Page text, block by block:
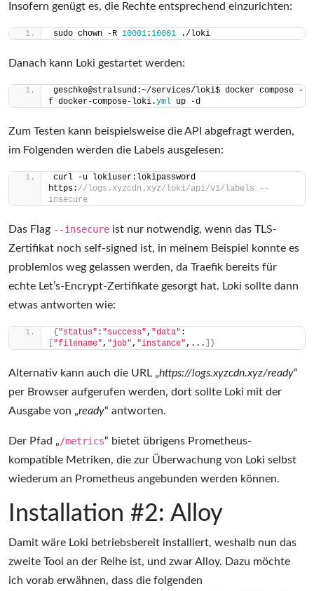
Insofern genügt es, die Rechte entsprechend einzurichten:
sudo chown -R 10001:10001 ./loki
Danach kann Loki gestartet werden:
geschke@stralsund:~/services/loki$ docker compose -
f docker-compose-loki.yml up -d
Zum Testen kann beispielsweise die API abgefragt werden,
im Folgenden werden die Labels ausgelesen:
curl -u lokiuser:lokipassword
https: //logs.xyzcdn.xyz/loki/api/v1/labels --
insecure
Das Flag --insecure ist nur notwendig, wenn das TLS-
Zertifikat noch self-signed ist, in meinem Beispiel konnte es
problemlos weg gelassen werden, da Traefik bereits für
echte Let’s-Encrypt-Zertifikate gesorgt hat. Loki sollte dann
etwas antworten wie:
{ "status" : "success", "data" :
"filename", "job", "instance",... ]}
Alternativ kann auch die URL „https://logs.xyzcdn.xyz/ready“
per Browser aufgerufen werden, dort sollte Loki mit der
Ausgabe von „ready“ antworten.
Der Pfad „/metrics“ bietet übrigens Prometheus-
kompatible Metriken, die zur Überwachung von Loki selbst
wiederum an Prometheus angebunden werden können.
Installation #2: Alloy
Damit wäre Loki betriebsbereit installiert, weshalb nun das
zweite Tool an der Reihe ist, und zwar Alloy. Dazu möchte
ich vorab erwähnen, dass die folgenden